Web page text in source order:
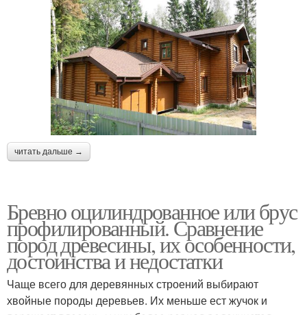
читать дальше →
Бревно оцилиндрованное или брус
профилированный. Сравнение
пород древесины, их особенности,
достоинства и недостатки
Чаще всего для деревянных строений выбирают
хвойные породы деревьев. Их меньше ест жучок и